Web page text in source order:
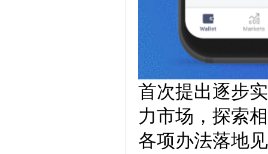
首次提出逐步
力市场，探索
各项办法落地